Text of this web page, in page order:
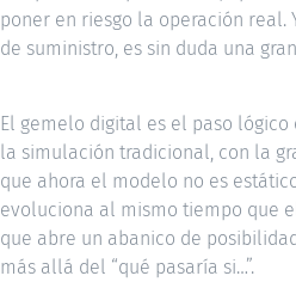
poner en riesgo la operación real.
de suministro, es sin duda una
El gemelo digital es el paso
la simulación tradicional, con la
que ahora el modelo no es
evoluciona al mismo tiempo que
que abre un abanico de
más allá del “qué pasaría si…”.